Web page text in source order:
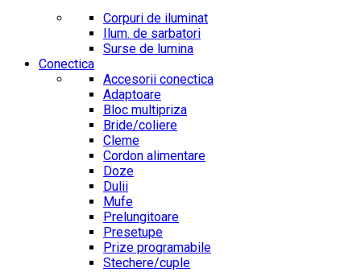
Corpuri de iluminat
Ilum. de sarbatori
Surse de lumina
Conectica
Accesorii conectica
Adaptoare
Bloc multipriza
Bride/coliere
Cleme
Cordon alimentare
Doze
Dulii
Mufe
Prelungitoare
Presetupe
Prize programabile
Stechere/cuple